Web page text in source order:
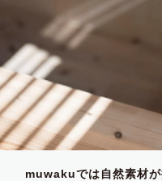
muwakuでは自然素材が